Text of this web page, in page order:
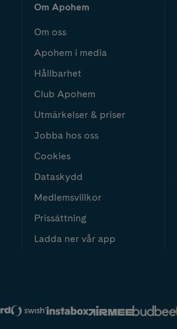
Om Apohem
Om oss
Apohem i media
Hållbarhet
Club Apohem
Utmärkelser & priser
Jobba hos oss
Cookies
Dataskydd
Medlemsvillkor
Prissättning
Ladda ner vår app